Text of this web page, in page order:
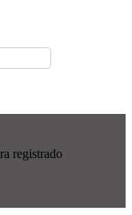
registrado